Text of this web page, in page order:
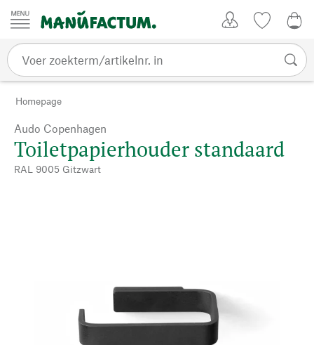
Passer au contenu
Homepage
Audo Copenhagen
Toiletpapierhouder standaard
RAL 9005 Gitzwart